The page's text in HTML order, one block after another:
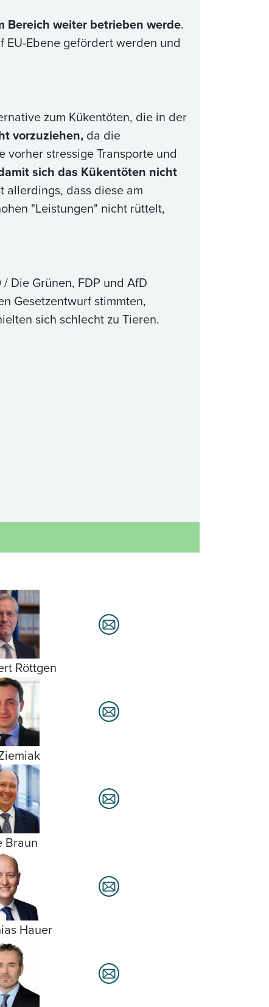
Bereich weiter betrieben werde.
Ebene gefördert werden und
zum Kükentöten, die in der
vorzuziehen, da die
stressige Transporte und
sich das Kükentöten nicht
allerdings, dass diese am
"Leistungen" nicht rüttelt,
Die Grünen, FDP und AfD
Gesetzentwurf stimmten,
sich schlecht zu Tieren.
Röttgen
Braun
Hauer